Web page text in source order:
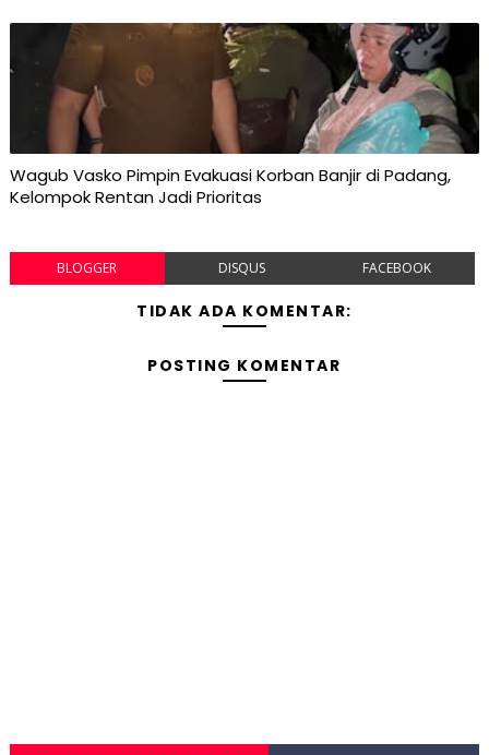
Wagub Vasko Pimpin Evakuasi Korban Banjir di Padang,
Kelompok Rentan Jadi Prioritas
BLOGGER DISQUS FACEBOOK
TIDAK ADA KOMENTAR:
POSTING KOMENTAR